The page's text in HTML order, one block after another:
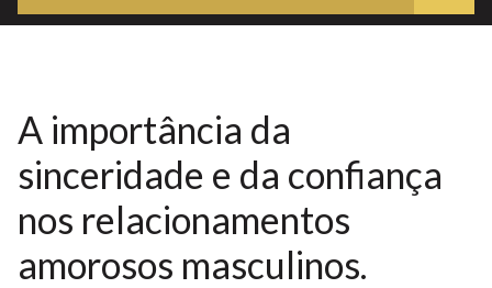
Programa de Patrocinados
Marketplace
Blog
A importância da
sinceridade e da confiança
nos relacionamentos
amorosos masculinos.